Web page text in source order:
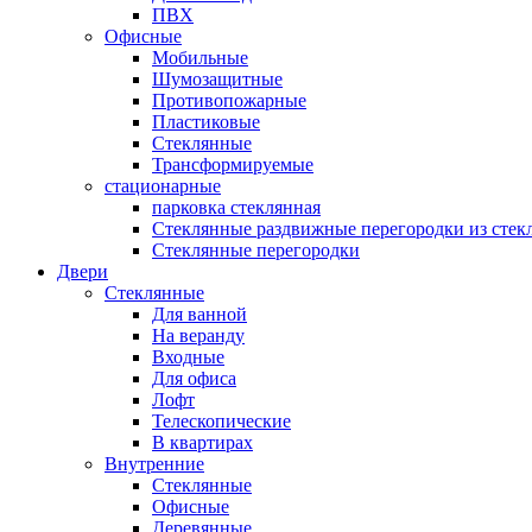
ПВХ
Офисные
Мобильные
Шумозащитные
Противопожарные
Пластиковые
Стеклянные
Трансформируемые
стационарные
парковка стеклянная
Стеклянные раздвижные перегородки из
Стеклянные перегородки
Двери
Стеклянные
Для ванной
На веранду
Входные
Для офиса
Лофт
Телескопические
В квартирах
Внутренние
Стеклянные
Офисные
Деревянные